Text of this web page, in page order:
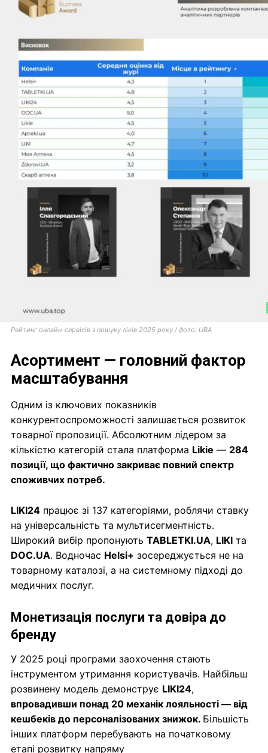
Рейтинг онлайн-сервісів з пошуку ліків 2025 року / фото: UBA
Асортимент — головний фактор
масштабування
Одним із ключових показників
конкурентоспроможності залишається розвиток
товарної пропозиції. Абсолютним лідером за
кількістю категорій стала платформа Likie — 284
позиції, що фактично закриває повний спектр
споживчих потреб.
LIKI24 працює зі 137 категоріями, роблячи ставку
на універсальність та мультисегментність.
Широкий вибір пропонують TABLETKI.UA, LIKI та
DOC.UA. Водночас Helsi+ зосереджується не на
товарному каталозі, а на системному підході до
медичних послуг.
Монетизація послуги та довіра до
бренду
У 2025 році програми заохочення стають
інструментом утримання користувачів. Найбільш
розвинену модель демонструє LIKI24,
впровадивши понад 20 механік лояльності — від
кешбеків до персоналізованих знижок. Більшість
інших платформ перебувають на початковому
етапі розвитку напряму